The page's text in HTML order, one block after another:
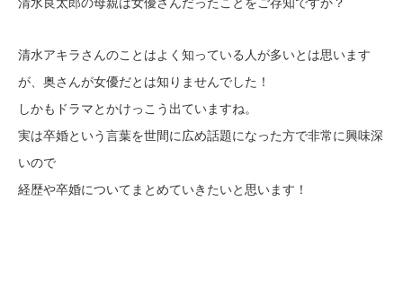
清水アキラさんのことはよく知っている人が多いとは思います
が、奥さんが女優だとは知りませんでした！
しかもドラマとかけっこう出ていますね。
実は卒婚という言葉を世間に広め話題になった方で非常に興味深
いので
経歴や卒婚についてまとめていきたいと思います！